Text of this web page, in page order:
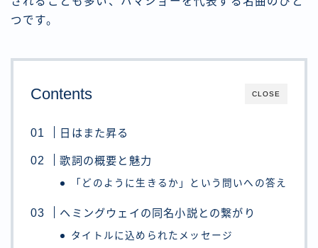
つです。
CLOSE
Contents
日はまた昇る
歌詞の概要と魅力
「どのように生きるか」という問いへの答え
ヘミングウェイの同名小説との繋がり
タイトルに込められたメッセージ